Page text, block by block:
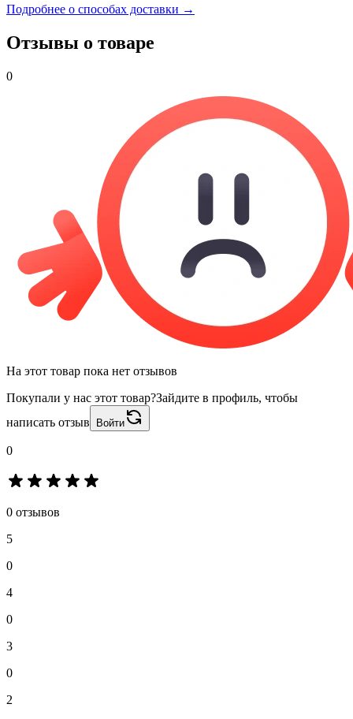
Подробнее о способах доставки →
Отзывы о товаре
0
На этот товар пока нет отзывов
Покупали у нас этот товар?Зайдите в профиль, чтобы
написать отзыв
Войти
0
0 отзывов
5
0
4
0
3
0
2